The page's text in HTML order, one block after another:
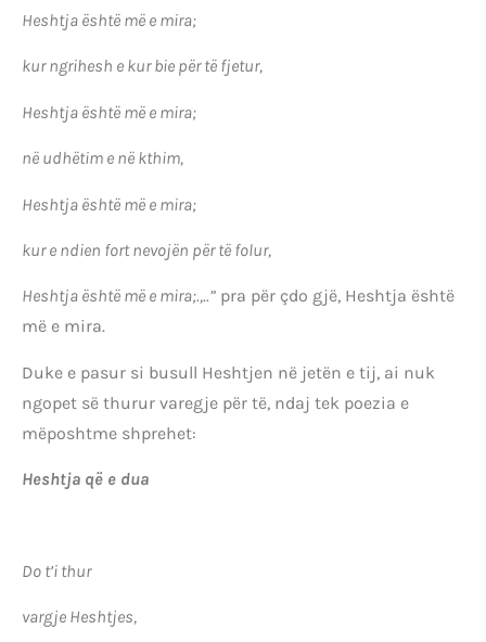
Heshtja është më e mira;
kur ngrihesh e kur bie për të fjetur,
Heshtja është më e mira;
në udhëtim e në kthim,
Heshtja është më e mira;
kur e ndien fort nevojën për të folur,
Heshtja është më e mira;.,..” pra për çdo gjë, Heshtja është
më e mira.
Duke e pasur si busull Heshtjen në jetën e tij, ai nuk
ngopet së thurur varegje për të, ndaj tek poezia e
mëposhtme shprehet:
Heshtja që e dua
Do t’i thur
vargje Heshtjes,